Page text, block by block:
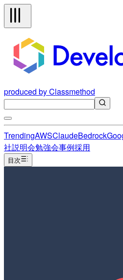
produced by Classmethod
TrendingAWSClaudeBedrock
社説明会勉強会事例採用
目次